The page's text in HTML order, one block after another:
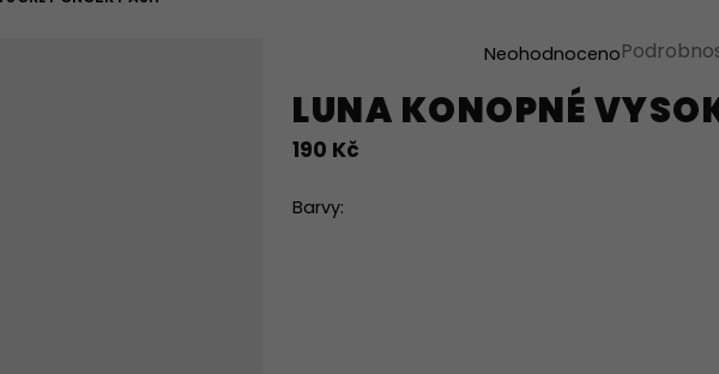
LUNA KONOPNÉ
produktu
je
0,0
5
Neohodnoceno
190 Kč
Barvy: